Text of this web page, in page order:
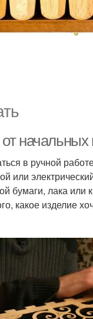
в ручной
бумаги, лака или
какое изделие